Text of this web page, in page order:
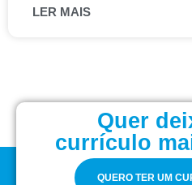
LER MAIS
Quer
currículo
QUERO TER UM